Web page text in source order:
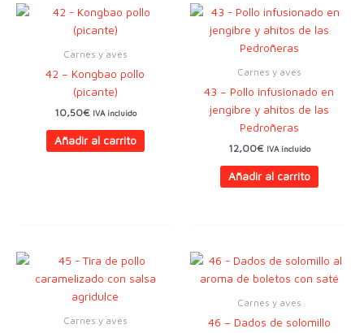
Carnes y aves
42 – Kongbao pollo
(picante)
10,50€ IVA incluido
Añadir al carrito
Carnes y aves
43 – Pollo infusionado en
jengibre y ahítos de las
Pedroñeras
12,00€ IVA incluido
Añadir al carrito
Carnes y aves
Carnes y aves
46 – Dados de solomillo